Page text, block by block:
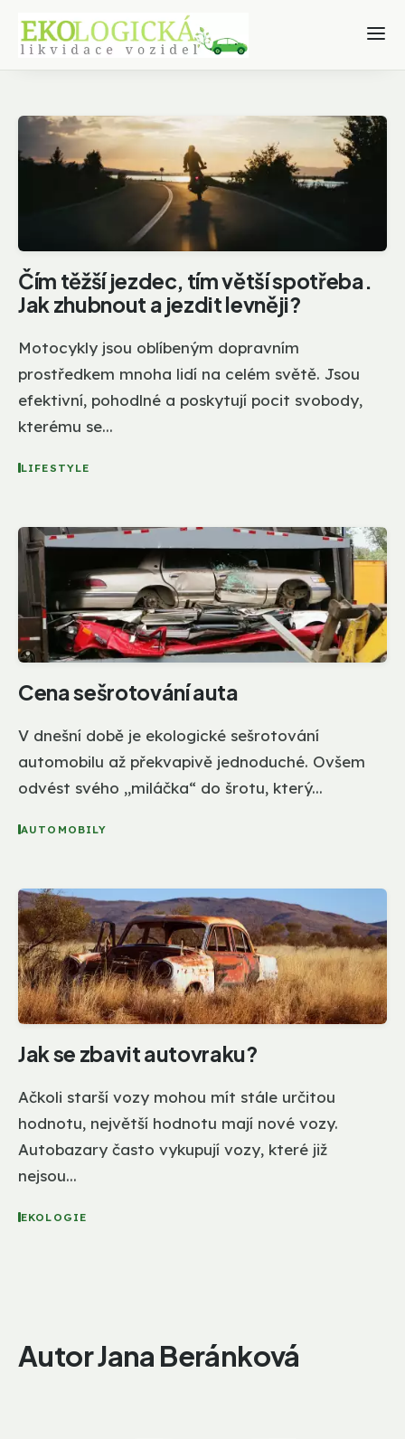
Čím těžší jezdec, tím větší spotřeba.
Jak zhubnout a jezdit levněji?
Motocykly jsou oblíbeným dopravním
prostředkem mnoha lidí na celém světě. Jsou
efektivní, pohodlné a poskytují pocit svobody,
kterému se...
LIFESTYLE
Cena sešrotování auta
V dnešní době je ekologické sešrotování
automobilu až překvapivě jednoduché. Ovšem
odvést svého „miláčka“ do šrotu, který...
AUTOMOBILY
Jak se zbavit autovraku?
Ačkoli starší vozy mohou mít stále určitou
hodnotu, největší hodnotu mají nové vozy.
Autobazary často vykupují vozy, které již
nejsou...
EKOLOGIE
Autor Jana Beránková